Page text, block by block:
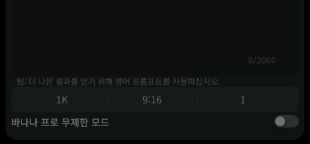
0/2000
팁: 더 나은 결과를 얻기 위해 영어 프롬프트를 사용하십시오.
1K 9:16
1
바나나 프로 무제한 모드